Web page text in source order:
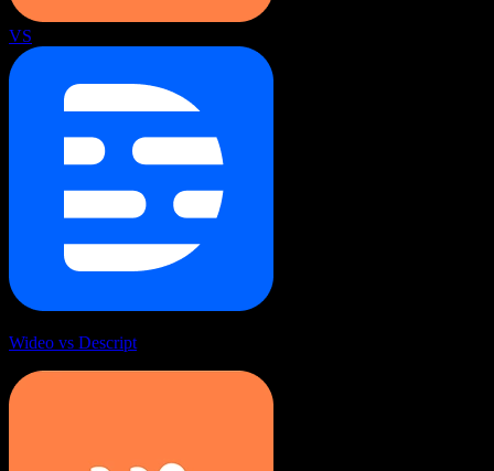
VS
Wideo vs Descript